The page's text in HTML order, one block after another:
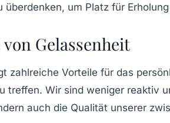
überdenken, um Platz für
Gelassenheit
zahlreiche Vorteile für das
treffen. Wir sind weniger reaktiv
auch die Qualität unserer